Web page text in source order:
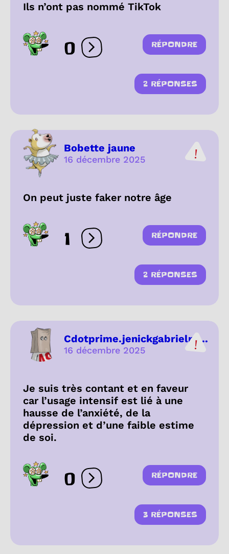
Ils n’ont pas nommé TikTok
0 Ouvrir les réactions
RÉPONDRE
2 RÉPONSES
Bobette jaune
16 décembre 2025
On peut juste faker notre âge
1 Ouvrir les réactions
RÉPONDRE
2 RÉPONSES
Cdotprime.jenickgabrielpr...
16 décembre 2025
Je suis très contant et en faveur
car l’usage intensif est lié à une
hausse de l’anxiété, de la
dépression et d’une faible estime
de soi.
0 Ouvrir les réactions
RÉPONDRE
3 RÉPONSES